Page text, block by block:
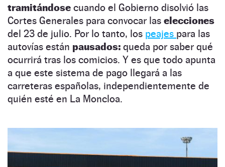
tramitándose cuando el Gobierno disolvió las
Cortes Generales para convocar las elecciones
del 23 de julio. Por lo tanto, los peajes para las
autovías están pausados: queda por saber qué
ocurrirá tras los comicios. Y es que todo apunta
a que este sistema de pago llegará a las
carreteras españolas, independientemente de
quién esté en La Moncloa.